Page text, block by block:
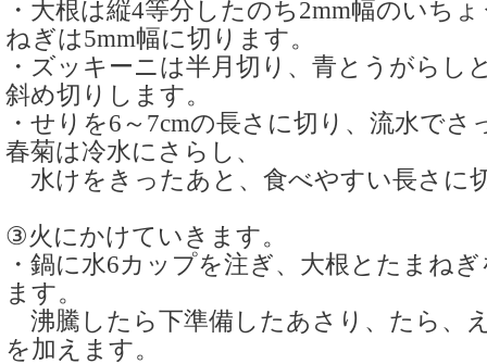
・大根は縦4等分したのち2mm幅のいち
ねぎは5mm幅に切ります。
・ズッキーニは半月切り、青とうがらし
斜め切りします。
・せりを6～7cmの長さに切り、流水で
春菊は冷水にさらし、
水けをきったあと、食べやすい長さに
③火にかけていきます。
・鍋に水6カップを注ぎ、大根とたまね
ます。
沸騰したら下準備したあさり、たら、
を加えます。